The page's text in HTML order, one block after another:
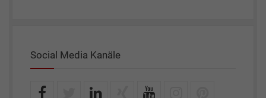
Social Media Kanäle